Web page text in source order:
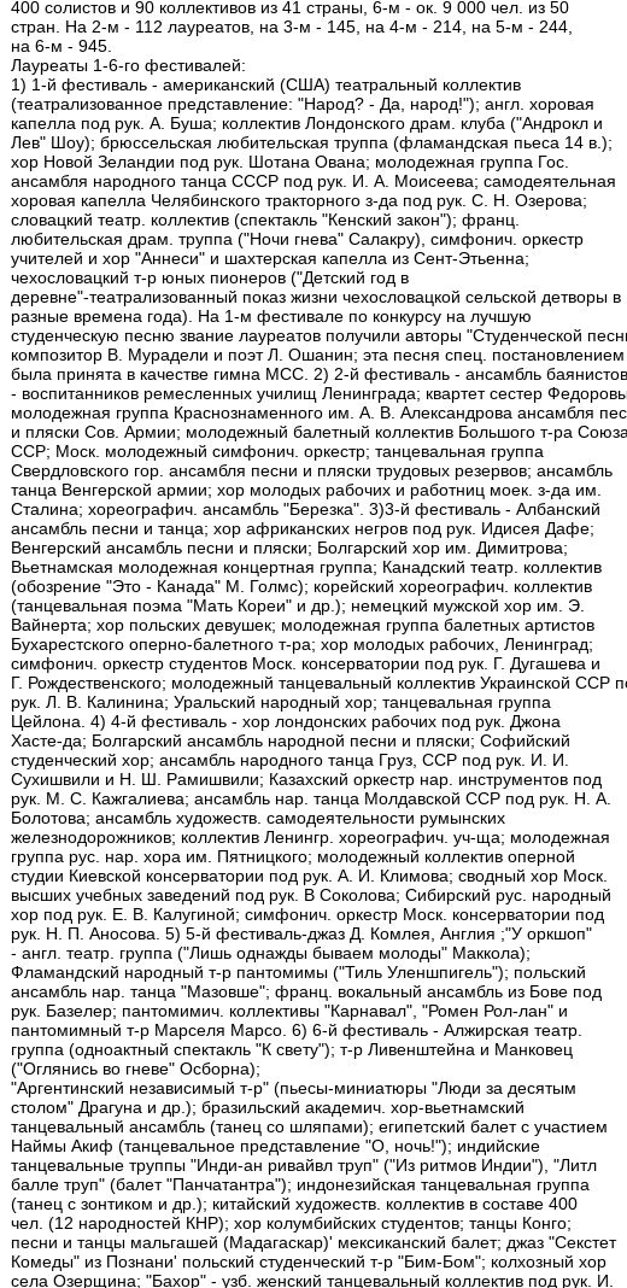
400 солистов и 90 коллективов из 41 страны, 6-м - ок. 9 000 чел. из 50
стран. На 2-м - 112 лауреатов, на 3-м - 145, на 4-м - 214, на 5-м - 244,
на 6-м - 945.
Лауреаты 1-6-го фестивалей:
1) 1-й фестиваль - американский (США) театральный коллектив
(театрализованное представление: "Народ? - Да, народ!"); англ. хоровая
капелла под рук. А. Буша; коллектив Лондонского драм. клуба ("Андрокл и
Лев" Шоу); брюссельская любительская труппа (фламандская пьеса 14 в.);
хор Новой Зеландии под рук. Шотана Ована; молодежная группа Гос.
ансамбля народного танца СССР под рук. И. А. Моисеева; самодеятельная
хоровая капелла Челябинского тракторного з-да под рук. С. Н. Озерова;
словацкий театр. коллектив (спектакль "Кенский закон"); франц.
любительская драм. труппа ("Ночи гнева" Салакру), симфонич. оркестр
учителей и хор "Аннеси" и шахтерская капелла из Сент-Этьенна;
чехословацкий т-р юных пионеров ("Детский год в
деревне"-театрализованный показ жизни чехословацкой сельской детворы в
разные времена года). На 1-м фестивале по конкурсу на лучшую
студенческую песню звание лауреатов получили авторы "Студенческой
композитор В. Мурадели и поэт Л. Ошанин; эта песня спец. постановлением
была принята в качестве гимна МСС. 2) 2-й фестиваль - ансамбль баянистов
- воспитанников ремесленных училищ Ленинграда; квартет сестер
молодежная группа Краснознаменного им. А. В. Александрова ансамбля
и пляски Сов. Армии; молодежный балетный коллектив Большого т-ра Союза
ССР; Моск. молодежный симфонич. оркестр; танцевальная группа
Свердловского гор. ансамбля песни и пляски трудовых резервов; ансамбль
танца Венгерской армии; хор молодых рабочих и работниц моек. з-да им.
Сталина; хореографич. ансамбль "Березка". 3)3-й фестиваль - Албанский
ансамбль песни и танца; хор африканских негров под рук. Идисея Дафе;
Венгерский ансамбль песни и пляски; Болгарский хор им. Димитрова;
Вьетнамская молодежная концертная группа; Канадский театр. коллектив
(обозрение "Это - Канада" М. Голмс); корейский хореографич. коллектив
(танцевальная поэма "Мать Кореи" и др.); немецкий мужской хор им. Э.
Вайнерта; хор польских девушек; молодежная группа балетных артистов
Бухарестского оперно-балетного т-ра; хор молодых рабочих, Ленинград;
симфонич. оркестр студентов Моск. консерватории под рук. Г. Дугашева и
Г. Рождественского; молодежный танцевальный коллектив Украинской ССР
рук. Л. В. Калинина; Уральский народный хор; танцевальная группа
Цейлона. 4) 4-й фестиваль - хор лондонских рабочих под рук. Джона
Хасте-да; Болгарский ансамбль народной песни и пляски; Софийский
студенческий хор; ансамбль народного танца Груз, ССР под рук. И. И.
Сухишвили и Н. Ш. Рамишвили; Казахский оркестр нар. инструментов под
рук. М. С. Кажгалиева; ансамбль нар. танца Молдавской ССР под рук. Н. А.
Болотова; ансамбль художеств. самодеятельности румынских
железнодорожников; коллектив Ленингр. хореографич. уч-ща; молодежная
группа рус. нар. хора им. Пятницкого; молодежный коллектив оперной
студии Киевской консерватории под рук. А. И. Климова; сводный хор Моск.
высших учебных заведений под рук. В Соколова; Сибирский рус. народный
хор под рук. Е. В. Калугиной; симфонич. оркестр Моск. консерватории под
рук. Н. П. Аносова. 5) 5-й фестиваль-джаз Д. Комлея, Англия ;"У оркшоп"
- англ. театр. группа ("Лишь однажды бываем молоды" Маккола);
Фламандский народный т-р пантомимы ("Тиль Уленшпигель"); польский
ансамбль нар. танца "Мазовше"; франц. вокальный ансамбль из Бове под
рук. Базелер; пантомимич. коллективы "Карнавал", "Ромен Рол-лан" и
пантомимный т-р Марселя Марсо. 6) 6-й фестиваль - Алжирская театр.
группа (одноактный спектакль "К свету"); т-р Ливенштейна и Манковец
("Оглянись во гневе" Осборна);
"Аргентинский независимый т-р" (пьесы-миниатюры "Люди за десятым
столом" Драгуна и др.); бразильский академич. хор-вьетнамский
танцевальный ансамбль (танец со шляпами); египетский балет с участием
Наймы Акиф (танцевальное представление "О, ночь!"); индийские
танцевальные труппы "Инди-ан ривайвл труп" ("Из ритмов Индии"), "Литл
балле труп" (балет "Панчатантра"); индонезийская танцевальная группа
(танец с зонтиком и др.); китайский художеств. коллектив в составе 400
чел. (12 народностей КНР); хор колумбийских студентов; танцы Конго;
песни и танцы мальгашей (Мадагаскар)' мексиканский балет; джаз "Секстет
Комеды" из Познани' польский студенческий т-р "Бим-Бом"; колхозный хор
села Озерщина; "Бахор" - узб. женский танцевальный коллектив под рук. И.